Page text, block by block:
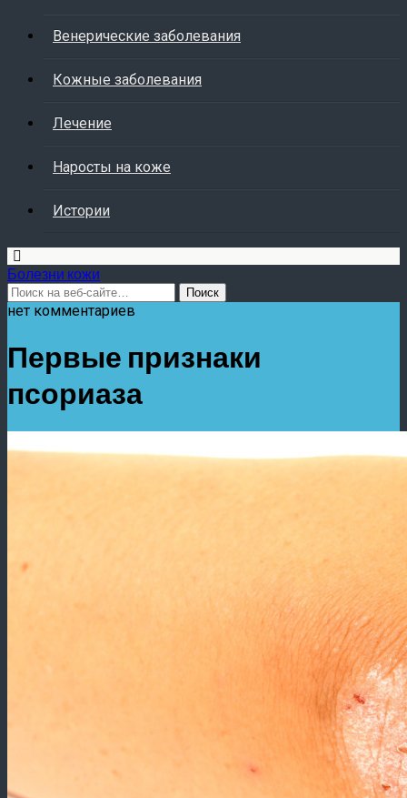
Венерические заболевания
Кожные заболевания
Лечение
Наросты на коже
Истории
Болезни кожи
нет комментариев
Первые признаки
псориаза